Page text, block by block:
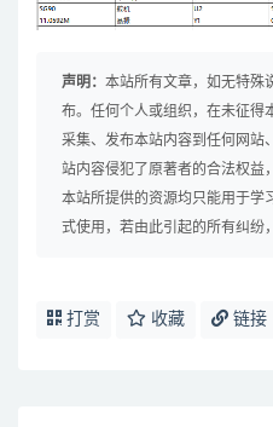
声明： 本站所有文章，如无特殊
布。任何个人或组织，在未征得
采集、发布本站内容到任何网站
站内容侵犯了原著者的合法权益
本站所提供的资源均只能用于学
式使用，若由此引起的所有纠纷
打赏 收藏 链接